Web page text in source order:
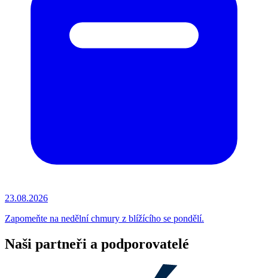
23.08.2026
Zapomeňte na nedělní chmury z blížícího se pondělí.
Naši partneři a podporovatelé